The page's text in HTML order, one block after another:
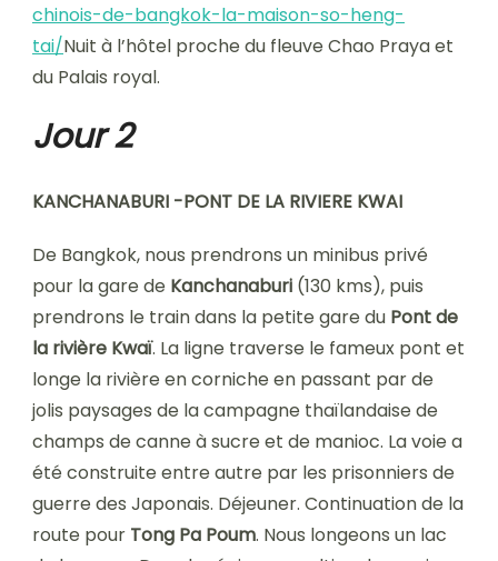
chinois-de-bangkok-la-maison-so-heng-
tai/Nuit à l’hôtel proche du fleuve Chao Praya et
du Palais royal.
Jour 2
KANCHANABURI -PONT DE LA RIVIERE KWAI
De Bangkok, nous prendrons un minibus privé
pour la gare de Kanchanaburi (130 kms), puis
prendrons le train dans la petite gare du Pont de
la rivière Kwaï. La ligne traverse le fameux pont et
longe la rivière en corniche en passant par de
jolis paysages de la campagne thaïlandaise de
champs de canne à sucre et de manioc. La voie a
été construite entre autre par les prisonniers de
guerre des Japonais. Déjeuner. Continuation de la
route pour Tong Pa Poum. Nous longeons un lac